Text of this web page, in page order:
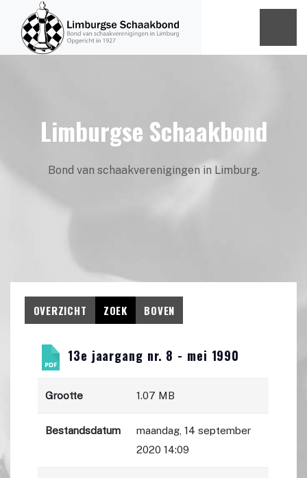
Limburgse Schaakbond
Bond van schaakverenigingen in Limburg.
OVERZICHT ZOEK BOVEN
13e jaargang nr. 8 - mei 1990
Grootte 1.07 MB
Bestandsdatum
maandag, 14 september
2020 14:09